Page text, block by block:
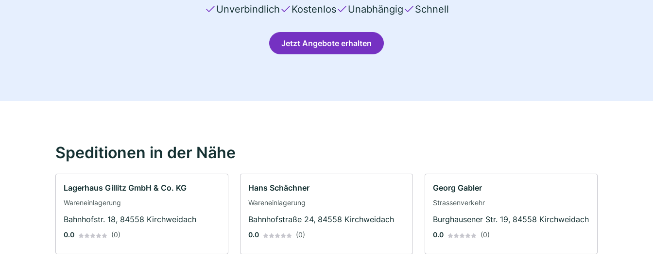
Unverbindlich Kostenlos Unabhängig Schnell
Jetzt Angebote erhalten
Speditionen in der Nähe
Lagerhaus Gillitz GmbH & Co. KG
Wareneinlagerung
Bahnhofstr. 18, 84558 Kirchweidach
0.0 (0)
Hans Schächner
Wareneinlagerung
Bahnhofstraße 24, 84558 Kirchweidach
0.0 (0)
Georg Gabler
Strassenverkehr
Burghausener Str. 19, 84558 Kirchweidach
0.0 (0)